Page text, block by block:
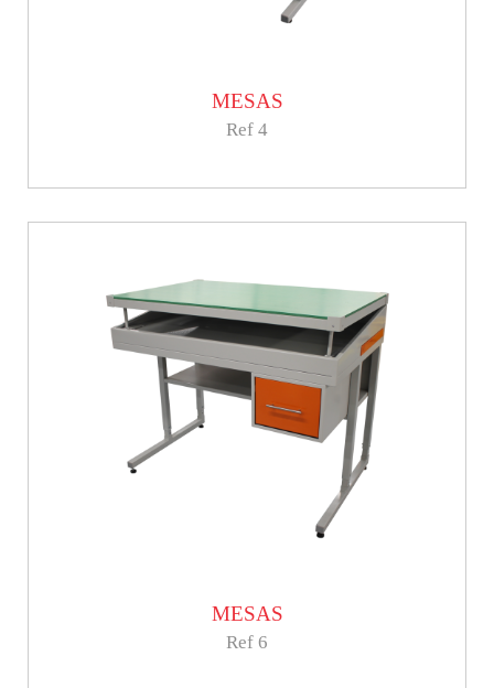
MESAS
Ref 4
MESAS
Ref 6